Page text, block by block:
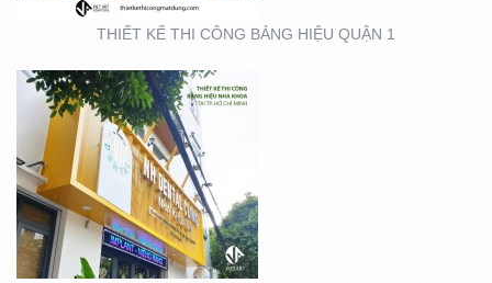
THIẾT KẾ THI CÔNG BẢNG HIỆU QUẬN 1
THIẾT KẾ THI CÔNG
GIAN HÀNG ACG –
TRIỂN LÃM NHA KHOA